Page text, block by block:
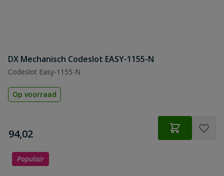
DX Mechanisch Codeslot EASY-1155-N
Codeslot Easy-1155-N
Op voorraad
€
94,02
Populair